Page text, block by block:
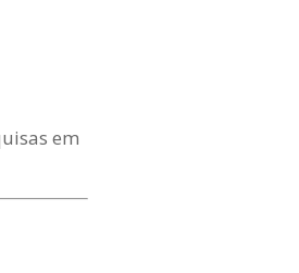
em